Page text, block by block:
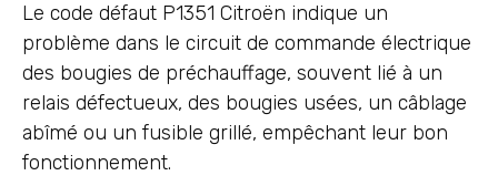
Le code défaut P1351 Citroën indique un
problème dans le circuit de commande électrique
des bougies de préchauffage, souvent lié à un
relais défectueux, des bougies usées, un câblage
abîmé ou un fusible grillé, empêchant leur bon
fonctionnement.